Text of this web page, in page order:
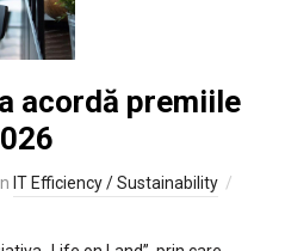
acordă premiile
IT Efficiency / Sustainability